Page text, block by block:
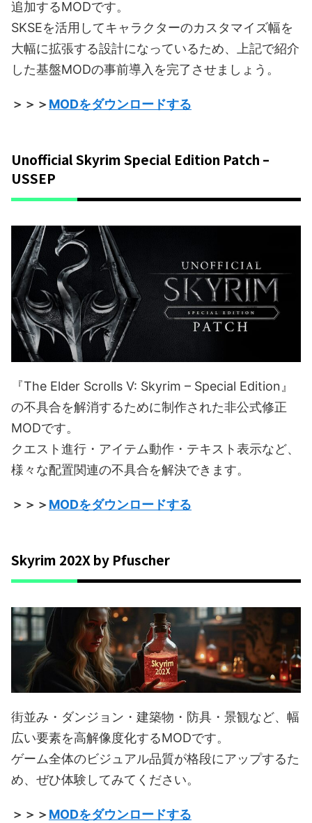
追加するMODです。
SKSEを活用してキャラクターのカスタマイズ幅を
大幅に拡張する設計になっているため、上記で紹介
した基盤MODの事前導入を完了させましょう。
＞＞＞MODをダウンロードする
Unofficial Skyrim Special Edition Patch –
USSEP
『The Elder Scrolls V: Skyrim – Special Edition』
の不具合を解消するために制作された非公式修正
MODです。
クエスト進行・アイテム動作・テキスト表示など、
様々な配置関連の不具合を解決できます。
＞＞＞MODをダウンロードする
Skyrim 202X by Pfuscher
街並み・ダンジョン・建築物・防具・景観など、幅
広い要素を高解像度化するMODです。
ゲーム全体のビジュアル品質が格段にアップするた
め、ぜひ体験してみてください。
＞＞＞MODをダウンロードする